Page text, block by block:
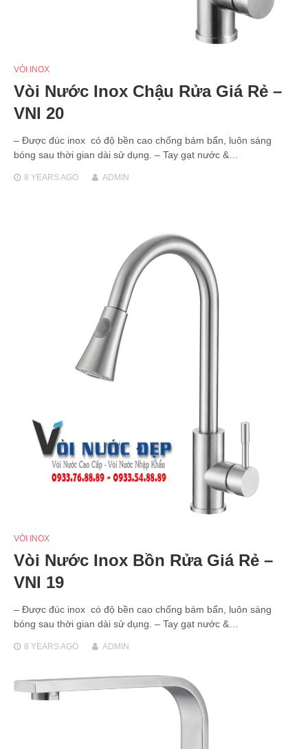
VÒI INOX
Vòi Nước Inox Chậu Rửa Giá Rẻ –
VNI 20
– Được đúc inox có độ bền cao chống bám bẩn, luôn sáng
bóng sau thời gian dài sử dụng. – Tay gạt nước &…
8 YEARSAGO ADMIN
VÒI INOX
Vòi Nước Inox Bồn Rửa Giá Rẻ –
VNI 19
– Được đúc inox có độ bền cao chống bám bẩn, luôn sáng
bóng sau thời gian dài sử dụng. – Tay gạt nước &…
8 YEARSAGO ADMIN